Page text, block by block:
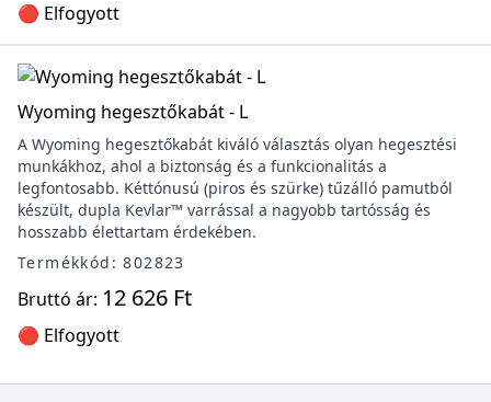
🔴 Elfogyott
Wyoming hegesztőkabát - L
A Wyoming hegesztőkabát kiváló választás olyan hegesztési
munkákhoz, ahol a biztonság és a funkcionalitás a
legfontosabb. Kéttónusú (piros és szürke) tűzálló pamutból
készült, dupla Kevlar™ varrással a nagyobb tartósság és
hosszabb élettartam érdekében.
Termékkód: 802823
Bruttó ár: 12 626 Ft
🔴 Elfogyott